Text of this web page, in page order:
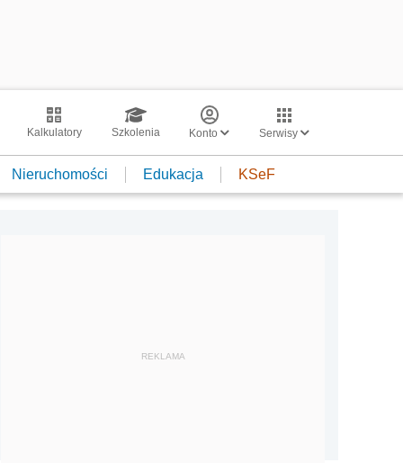
Kalkulatory Szkolenia Konto Serwisy
Nieruchomości Edukacja KSeF
REKLAMA